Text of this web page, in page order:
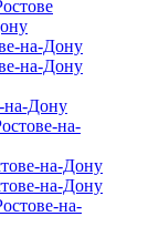
на-Дону
на-Дону
на-Дону
на-
на-Дону
на-Дону
на-